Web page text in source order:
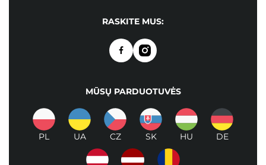
RASKITE MUS:
MŪSŲ PARDUOTUVĖS
PL UA CZ SK HU DE